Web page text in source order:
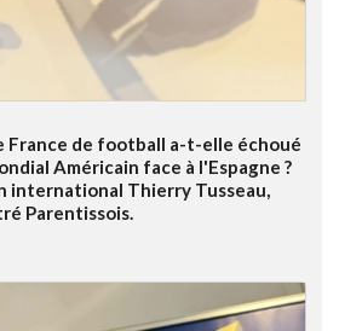
France de football a-t-elle échoué
Américain face à l'Espagne ?
international Thierry Tusseau,
Parentissois.